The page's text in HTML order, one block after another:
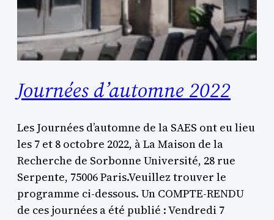
Journées d’automne 2022
Les Journées d’automne de la SAES ont eu lieu
les 7 et 8 octobre 2022, à La Maison de la
Recherche de Sorbonne Université, 28 rue
Serpente, 75006 Paris.Veuillez trouver le
programme ci-dessous. Un COMPTE-RENDU
de ces journées a été publié : Vendredi 7